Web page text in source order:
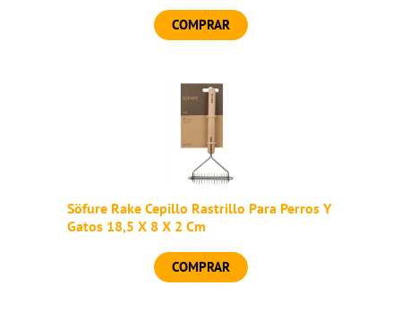
COMPRAR
Söfure Rake Cepillo Rastrillo Para Perros Y
Gatos 18,5 X 8 X 2 Cm
COMPRAR